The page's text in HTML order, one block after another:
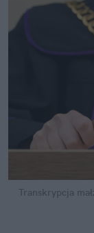
Transkrypcja